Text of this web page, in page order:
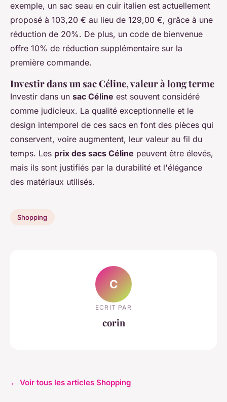
exemple, un sac seau en cuir italien est actuellement
proposé à 103,20 € au lieu de 129,00 €, grâce à une
réduction de 20%. De plus, un code de bienvenue
offre 10% de réduction supplémentaire sur la
première commande.
Investir dans un sac Céline, valeur à long terme
Investir dans un sac Céline est souvent considéré
comme judicieux. La qualité exceptionnelle et le
design intemporel de ces sacs en font des pièces qui
conservent, voire augmentent, leur valeur au fil du
temps. Les prix des sacs Céline peuvent être élevés,
mais ils sont justifiés par la durabilité et l'élégance
des matériaux utilisés.
Shopping
C
ECRIT PAR
corin
← Voir tous les articles Shopping